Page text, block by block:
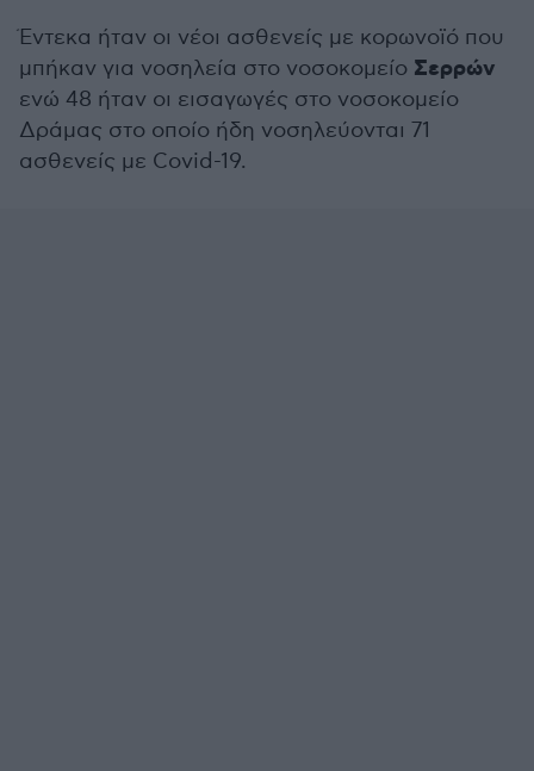
Έντεκα ήταν οι νέοι ασθενείς με κορωνοϊό που
μπήκαν για νοσηλεία στο νοσοκομείο Σερρών
ενώ 48 ήταν οι εισαγωγές στο νοσοκομείο
Δράμας στο οποίο ήδη νοσηλεύονται 71
ασθενείς με Covid-19.